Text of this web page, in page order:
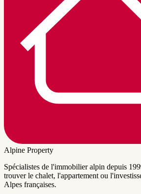
Alpine Property
Spécialistes de l'immobilier alpin depuis
trouver le chalet, l'appartement ou
Alpes françaises.